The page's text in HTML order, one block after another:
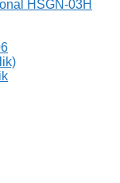
HSGN-03H